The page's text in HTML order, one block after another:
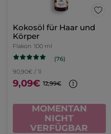
Kokosöl für Haar und
Körper
Flakon 100 ml
(76)
90,90€ / 1l
9,09€ 12,99€
MOMENTAN
NICHT
VERFÜGBAR